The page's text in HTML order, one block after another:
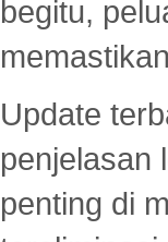
begitu,
Update
penjelasan
penting di